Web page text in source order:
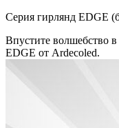
Серия гирлянд EDGE
Впустите волшебство
EDGE от Ardecoled.